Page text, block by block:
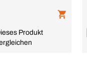
Produkt